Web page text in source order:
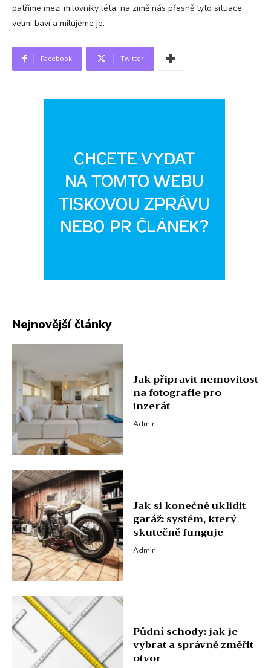
patříme mezi milovníky léta, na zimě nás přesně tyto situace
velmi baví a milujeme je.
Facebook Twitter
Nejnovější články
Jak připravit nemovitost
na fotografie pro
inzerát
Admin
Jak si konečně uklidit
garáž: systém, který
skutečně funguje
Admin
Půdní schody: jak je
vybrat a správně změřit
otvor